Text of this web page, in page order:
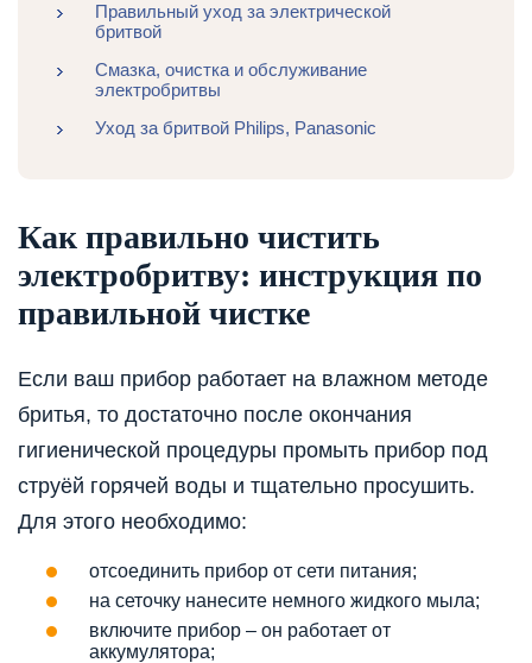
Правильный уход за электрической
бритвой
Смазка, очистка и обслуживание
электробритвы
Уход за бритвой Philips, Рanasonic
Как правильно чистить
электробритву: инструкция по
правильной чистке
Если ваш прибор работает на влажном методе
бритья, то достаточно после окончания
гигиенической процедуры промыть прибор под
струёй горячей воды и тщательно просушить.
Для этого необходимо:
отсоединить прибор от сети питания;
на сеточку нанесите немного жидкого мыла;
включите прибор – он работает от
аккумулятора;